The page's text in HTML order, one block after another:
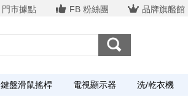
門市據點 FB 粉絲團 品牌旗艦館
鍵盤滑鼠搖桿 電視顯示器 洗/乾衣機